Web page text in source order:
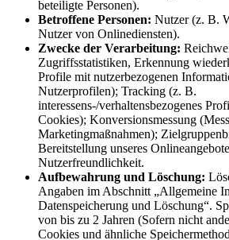
beteiligte Personen).
Betroffene Personen: Nutzer (z. B.
Nutzer von Onlinediensten).
Zwecke der Verarbeitung:
Zugriffsstatistiken, Erkennung
Profile mit nutzerbezogenen
Nutzerprofilen); Tracking (z. B.
interessens-/verhaltensbezogenes
Cookies); Konversionsmessung
Marketingmaßnahmen);
Bereitstellung unseres
Nutzerfreundlichkeit.
Aufbewahrung und Löschung:
Angaben im Abschnitt „Allgemeine
Datenspeicherung und Löschung“.
von bis zu 2 Jahren (Sofern nicht
Cookies und ähnliche